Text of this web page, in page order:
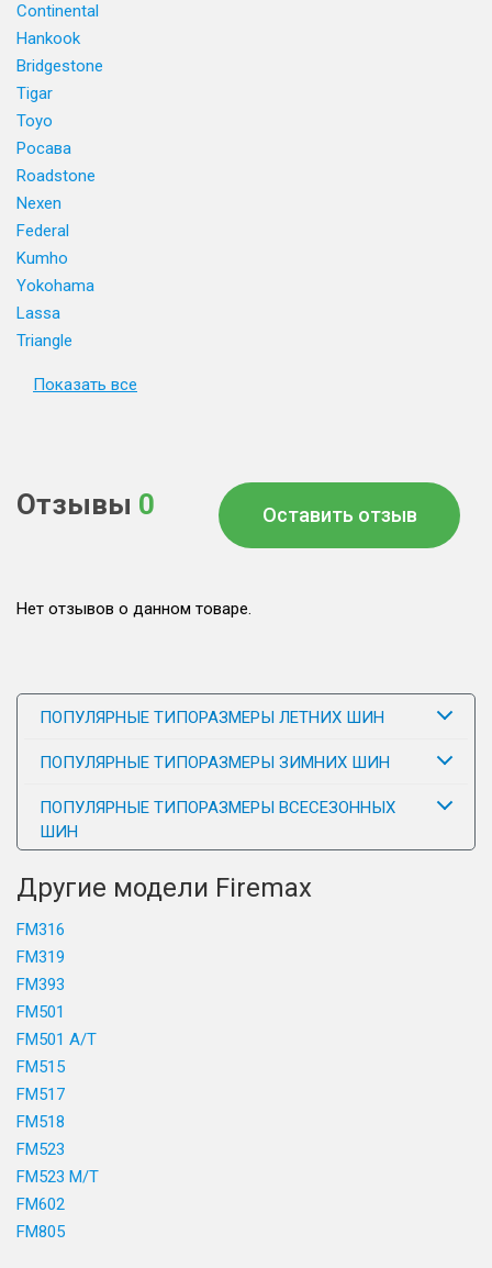
Continental
Hankook
Bridgestone
Tigar
Toyo
Росава
Roadstone
Nexen
Federal
Kumho
Yokohama
Lassa
Triangle
Показать все
Отзывы 0 Оставить отзыв
Нет отзывов о данном товаре.
ПОПУЛЯРНЫЕ ТИПОРАЗМЕРЫ ЛЕТНИХ ШИН
ПОПУЛЯРНЫЕ ТИПОРАЗМЕРЫ ЗИМНИХ ШИН
ПОПУЛЯРНЫЕ ТИПОРАЗМЕРЫ ВСЕСЕЗОННЫХ
ШИН
Другие модели Firemax
FM316
FM319
FM393
FM501
FM501 A/T
FM515
FM517
FM518
FM523
FM523 M/T
FM602
FM805